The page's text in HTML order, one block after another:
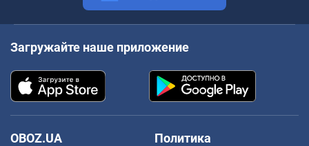
Загружайте наше приложение
OBOZ.UA
Политика